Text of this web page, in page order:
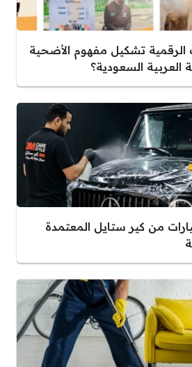
الرقمية تشكيل مفهوم الأضحية
العربية السعودية؟
من كير ستايل المعتمدة